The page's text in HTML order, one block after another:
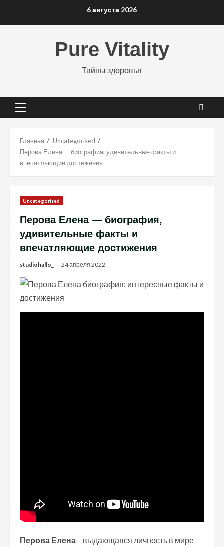
6 августа 2026
Pure Vitality
Тайны здоровья
Основное
Главная
Uncategorised
Перова Елена — биография, удивительные факты и
впечатляющие достижения
Uncategorised
Перова Елена — биография,
удивительные факты и
впечатляющие достижения
studiohallo_ 24 апреля 2022
Перова Елена – выдающаяся личность в мире